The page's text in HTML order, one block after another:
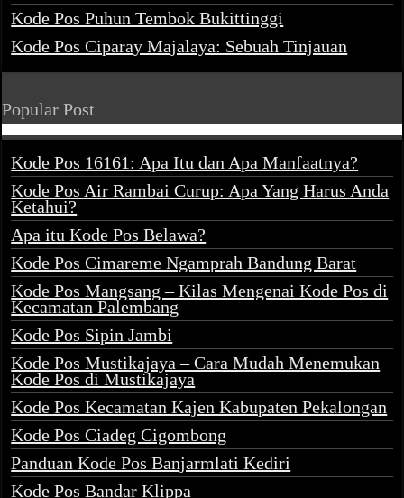
Kode Pos Puhun Tembok Bukittinggi
Kode Pos Ciparay Majalaya: Sebuah Tinjauan
Popular Post
Kode Pos 16161: Apa Itu dan Apa Manfaatnya?
Kode Pos Air Rambai Curup: Apa Yang Harus Anda
Ketahui?
Apa itu Kode Pos Belawa?
Kode Pos Cimareme Ngamprah Bandung Barat
Kode Pos Mangsang – Kilas Mengenai Kode Pos di
Kecamatan Palembang
Kode Pos Sipin Jambi
Kode Pos Mustikajaya – Cara Mudah Menemukan
Kode Pos di Mustikajaya
Kode Pos Kecamatan Kajen Kabupaten Pekalongan
Kode Pos Ciadeg Cigombong
Panduan Kode Pos Banjarmlati Kediri
Kode Pos Bandar Klippa